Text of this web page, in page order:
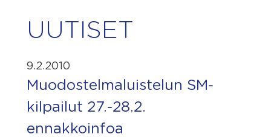
UUTISET
9.2.2010
Muodostelmaluistelun SM-
kilpailut 27.-28.2.
ennakkoinfoa